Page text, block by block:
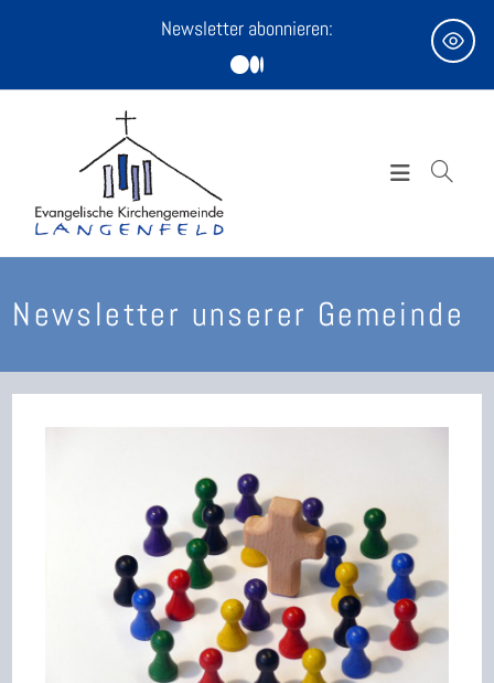
Newsletter abonnieren:
Newsletter unserer Gemeinde